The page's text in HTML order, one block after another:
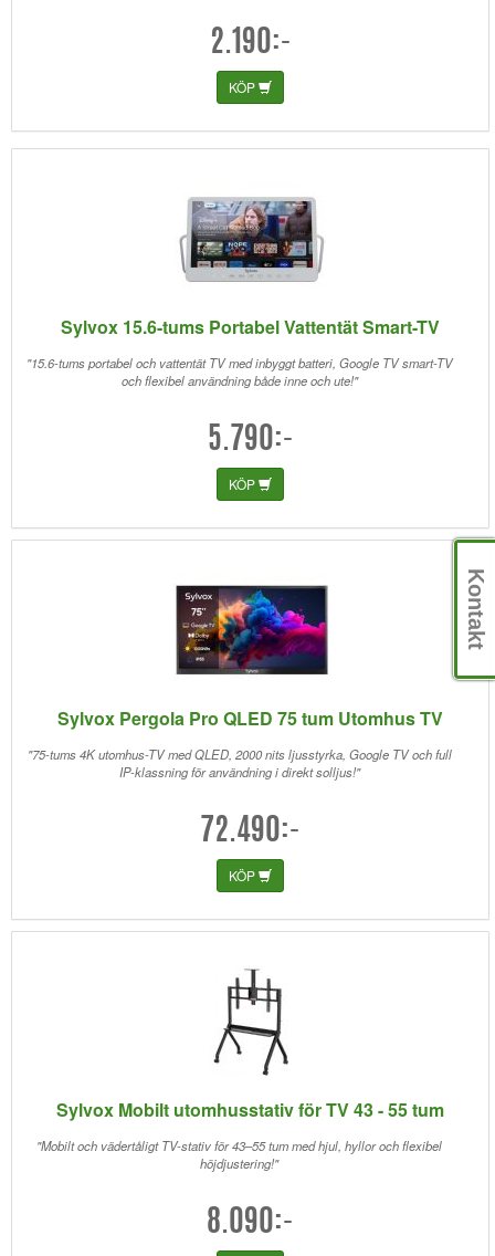
2.190:-
KÖP
Sylvox 15.6-tums Portabel Vattentät Smart-TV
"15.6-tums portabel och vattentät TV med inbyggt batteri, Google TV smart-TV
och flexibel användning både inne och ute!"
5.790:-
KÖP
Sylvox Pergola Pro QLED 75 tum Utomhus TV
"75-tums 4K utomhus-TV med QLED, 2000 nits ljusstyrka, Google TV och full
IP-klassning för användning i direkt solljus!"
72.490:-
KÖP
Sylvox Mobilt utomhusstativ för TV 43 - 55 tum
"Mobilt och vädertåligt TV-stativ för 43–55 tum med hjul, hyllor och flexibel
höjdjustering!"
8.090:-
Kontakt